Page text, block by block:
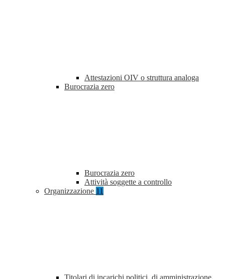
Attestazioni OIV o struttura analoga
Burocrazia zero
Burocrazia zero
Attività soggette a controllo
Organizzazione 11